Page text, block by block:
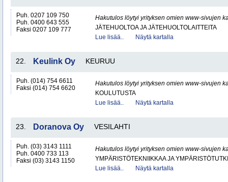
Puh. 0207 109 750
Puh. 0400 643 555
Faksi 0207 109 777
Hakutulos löytyi yrityksen omien www-sivujen
JÄTEHUOLTOA JA JÄTEHUOLTOLAITTEITA
Lue lisää..
Näytä kartalla
22. Keulink Oy KEURUU
Puh. (014) 754 6611
Faksi (014) 754 6620
Hakutulos löytyi yrityksen omien www-sivujen
KOULUTUSTA
Lue lisää..
Näytä kartalla
23. Doranova Oy VESILAHTI
Puh. (03) 3143 1111
Puh. 0400 733 113
Faksi (03) 3143 1150
Hakutulos löytyi yrityksen omien www-sivujen
YMPÄRISTÖTEKNIIKKAA JA
Lue lisää..
Näytä kartalla